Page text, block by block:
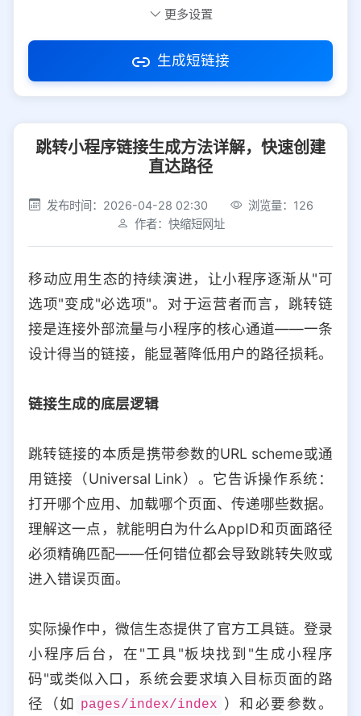
访问密码
社交平台 电商平台
选择防红平台类型，避免链接被拦截
平台设置
iOS Android PC 其他
选择允许访问的平台类型
更多设置
生成短链接
跳转小程序链接生成方法详解，快速创建
直达路径
发布时间：2026-04-28 02:30
浏览量：126
作者：快缩短网址
移动应用生态的持续演进，让小程序逐渐从"可
选项"变成"必选项"。对于运营者而言，跳转链
接是连接外部流量与小程序的核心通道——一条
设计得当的链接，能显著降低用户的路径损耗。
链接生成的底层逻辑
跳转链接的本质是携带参数的URL scheme或通
用链接（Universal Link）。它告诉操作系统：
打开哪个应用、加载哪个页面、传递哪些数据。
理解这一点，就能明白为什么AppID和页面路径
必须精确匹配——任何错位都会导致跳转失败或
进入错误页面。
实际操作中，微信生态提供了官方工具链。登录
小程序后台，在"工具"板块找到"生成小程序
码"或类似入口，系统会要求填入目标页面的路
径（如 pages/index/index ）和必要参数。